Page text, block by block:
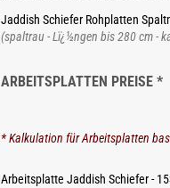
Jaddish Schiefer Rohplatten
(spaltrau - Lï¿½ngen bis 280 cm -
ARBEITSPLATTEN PREISE *
* Kalkulation für Arbeitsplatten
Arbeitsplatte Jaddish Schiefer -